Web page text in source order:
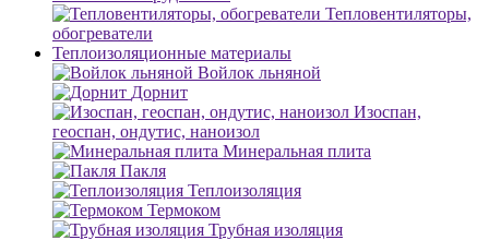
Тепловентиляторы,
обогреватели
Теплоизоляционные материалы
Войлок льняной
Дорнит
Изоспан,
геоспан, ондутис, наноизол
Минеральная плита
Пакля
Теплоизоляция
Термоком
Трубная изоляция